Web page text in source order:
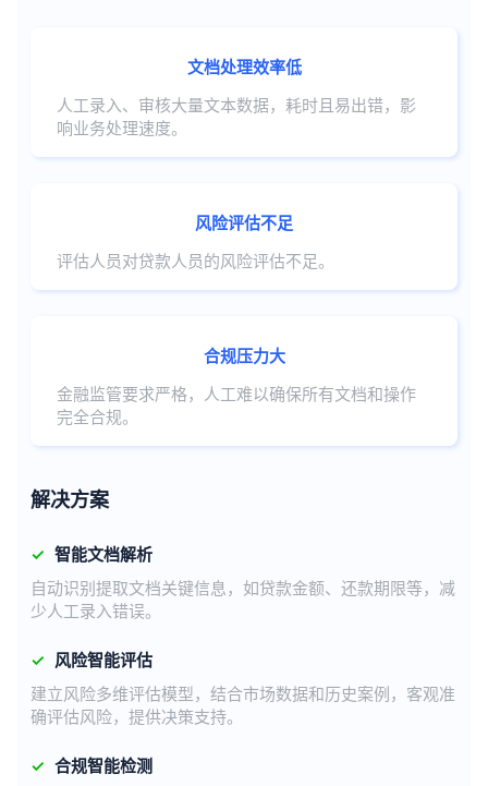
文档处理效率低
人工录入、审核大量文本数据，耗时且易出错，影
响业务处理速度。
风险评估不足
评估人员对贷款人员的风险评估不足。
合规压力大
金融监管要求严格，人工难以确保所有文档和操作
完全合规。
解决方案
✓ 智能文档解析
自动识别提取文档关键信息，如贷款金额、还款期限等，减
少人工录入错误。
✓ 风险智能评估
建立风险多维评估模型，结合市场数据和历史案例，客观准
确评估风险，提供决策支持。
✓ 合规智能检测